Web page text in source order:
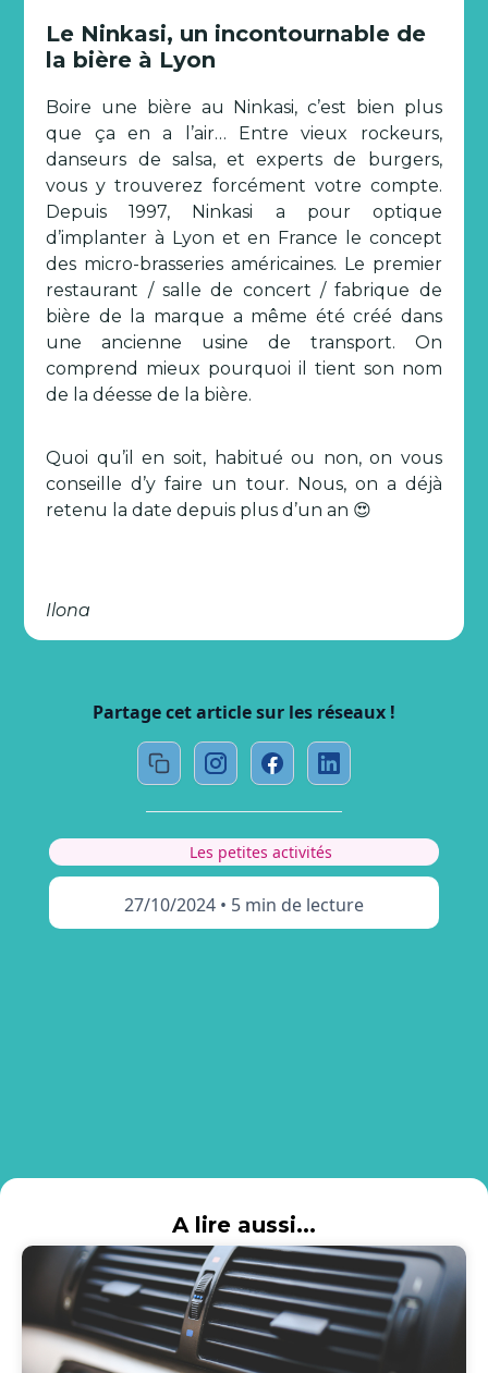
Le Ninkasi, un incontournable de
la bière à Lyon
Boire une bière au Ninkasi, c’est bien plus
que ça en a l’air… Entre vieux rockeurs,
danseurs de salsa, et experts de burgers,
vous y trouverez forcément votre compte.
Depuis 1997, Ninkasi a pour optique
d’implanter à Lyon et en France le concept
des micro-brasseries américaines. Le premier
restaurant / salle de concert / fabrique de
bière de la marque a même été créé dans
une ancienne usine de transport. On
comprend mieux pourquoi il tient son nom
de la déesse de la bière.
Quoi qu’il en soit, habitué ou non, on vous
conseille d’y faire un tour. Nous, on a déjà
retenu la date depuis plus d’un an 😍
Ilona
Partage cet article sur les réseaux !
Les petites activités
27/10/2024 • 5 min de lecture
A lire aussi...